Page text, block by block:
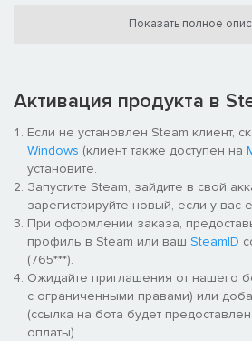
помогут карты, получаемые в
интереснее.
Выбор и Рок. В этой непростой
решения влияют на судьбы
Как карта ляжет. Система боя в игре
чистое везение. Управляйте
бою.
Динамические укрытия. Меняйте
сложной системы укрытий, где
предметы окружения, чтобы
Маневрирование в игре - сложная и
Обнаружение по тени.
врага и не даст ему скрыться. И не
способен двигаться бесшумно.
Рикошет. Опытные стрелки
Показать полное
Активация продукта в
Если не установлен Steam клиент,
Windows (клиент также доступен на
установите.
Запустите Steam, зайдите в свой
зарегистрируйте новый, если у вас
При оформлении заказа,
профиль в Steam или ваш SteamID
(765***).
Ожидайте приглашения от нашего
с ограниченными правами) или
(ссылка на бота будет
оплаты).